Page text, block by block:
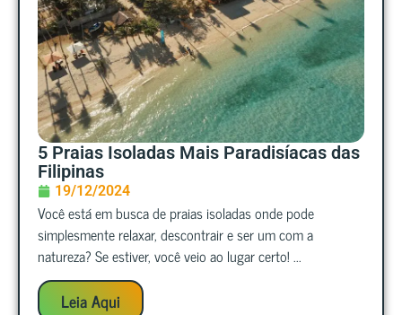
5 Praias Isoladas Mais Paradisíacas das
Filipinas
19/12/2024
Você está em busca de praias isoladas onde pode
simplesmente relaxar, descontrair e ser um com a
natureza? Se estiver, você veio ao lugar certo! ...
Leia Aqui